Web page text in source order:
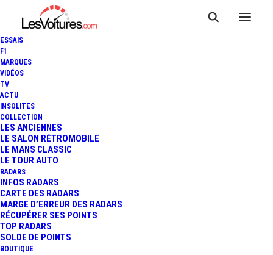
ESSAIS
F1
MARQUES
VIDÉOS
TV
ACTU
INSOLITES
COLLECTION
LES ANCIENNES
LE SALON RÉTROMOBILE
LE MANS CLASSIC
LE TOUR AUTO
RADARS
INFOS RADARS
CARTE DES RADARS
MARGE D’ERREUR DES RADARS
RÉCUPÉRER SES POINTS
TOP RADARS
SOLDE DE POINTS
BOUTIQUE
ENTRE RÊVE ET RÉALITÉ À
1 Minute